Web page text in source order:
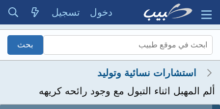
دخول تسجيل
استشارات نسائية وتوليد
ألم المهبل اثناء التبول مع وجود رائحه كريهه